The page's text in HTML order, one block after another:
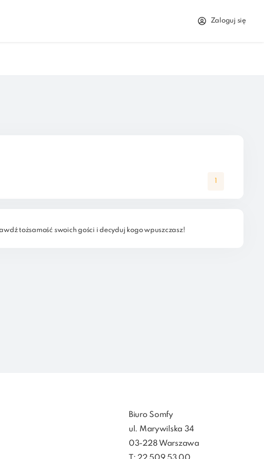
Zaloguj się
1
tożsamość swoich gości i decyduj kogo wpuszczasz!
Biuro Somfy
ul. Marywilska 34
03-228 Warszawa